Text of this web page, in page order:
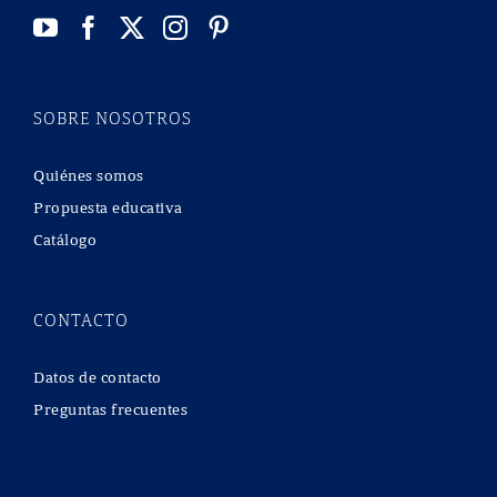
SOBRE NOSOTROS
Quiénes somos
Propuesta educativa
Catálogo
CONTACTO
Datos de contacto
Preguntas frecuentes